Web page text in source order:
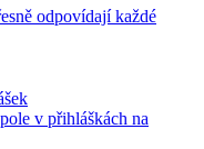
odpovídají každé
v přihláškách na